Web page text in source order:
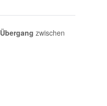
Übergang zwischen